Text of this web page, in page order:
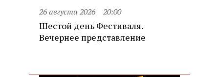
26 августа 2026 20:00
Шестой день Фестиваля.
Вечернее представление